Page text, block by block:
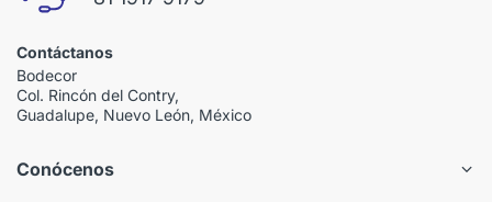
Contáctanos
Bodecor
Col. Rincón del Contry,
Guadalupe, Nuevo León, México
Conócenos